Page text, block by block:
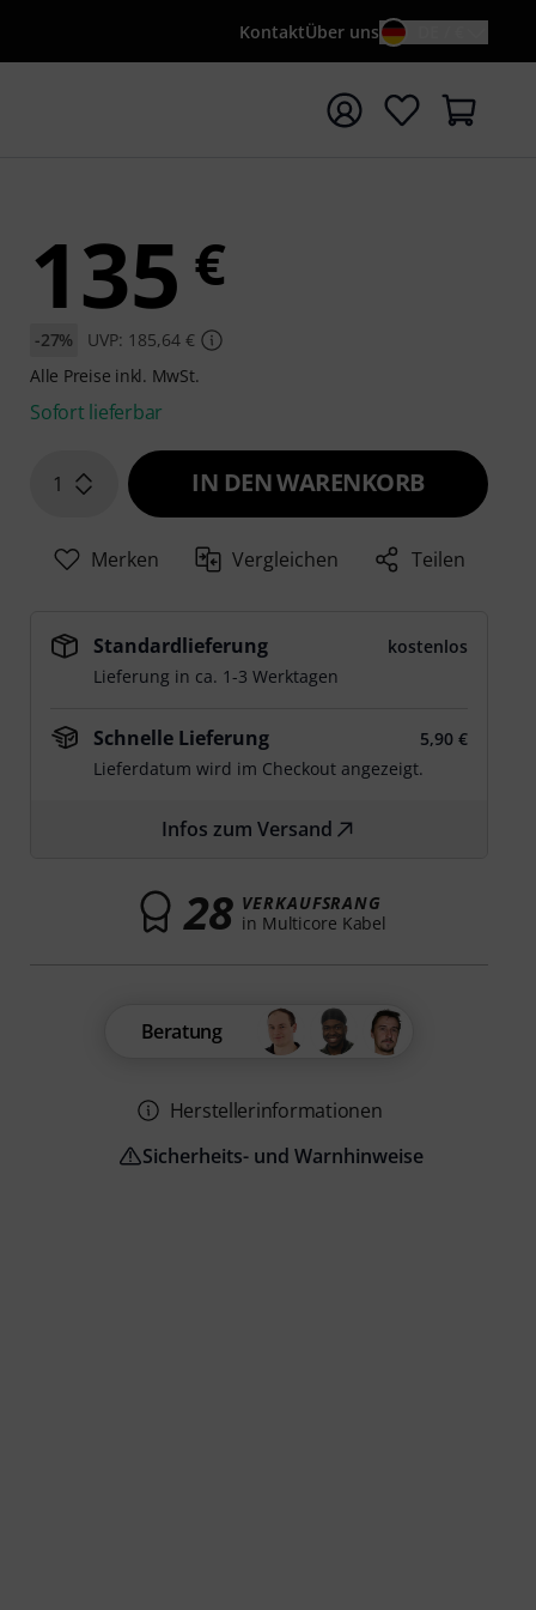
KontaktÜber uns
mit Suchwort {searchTerm} starten
135 €
-27%
UVP: 185,64 €
Alle Preise inkl. MwSt.
Sofort lieferbar
1 IN DEN WARENKORB
Merken Vergleichen Teilen
Standardlieferung
kostenlos
Lieferung in ca. 1-3 Werktagen
Schnelle Lieferung
5,90 €
Lieferdatum wird im Checkout angezeigt.
Infos zum Versand
28 VERKAUFSRANG
in Multicore Kabel
Beratung
Herstellerinformationen
Sicherheits- und Warnhinweise